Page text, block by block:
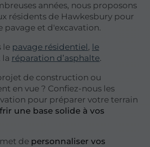
années, nous proposons
résidents de Hawkesbury pour
pavage et d'excavation.
le pavage résidentiel, le
la réparation d’asphalte.
de construction ou
en vue ? Confiez-nous les
pour préparer votre terrain
une base solide à vos
de personnaliser vos